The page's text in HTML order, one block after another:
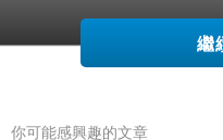
繼
你可能感興趣的文章